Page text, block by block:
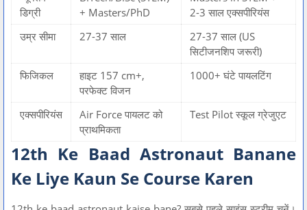
डिग्री
+ Masters/PhD
2-3 साल एक्सपीरियंस
उम्र सीमा
27-37 साल
27-37 साल (US
सिटीजनशिप जरूरी)
फिजिकल
हाइट 157 cm+,
परफेक्ट विजन
1000+ घंटे पायलटिंग
एक्सपीरियंस
Air Force पायलट को
प्राथमिकता
Test Pilot स्कूल ग्रेजुएट
12th Ke Baad Astronaut Banane
Ke Liye Kaun Se Course Karen